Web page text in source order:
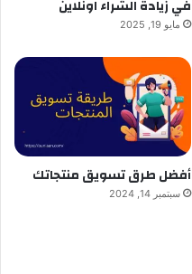
في زيادة الشراء اونلاين
مايو 19, 2025
أفضل طرق تسويق منتجاتك
سبتمبر 14, 2024